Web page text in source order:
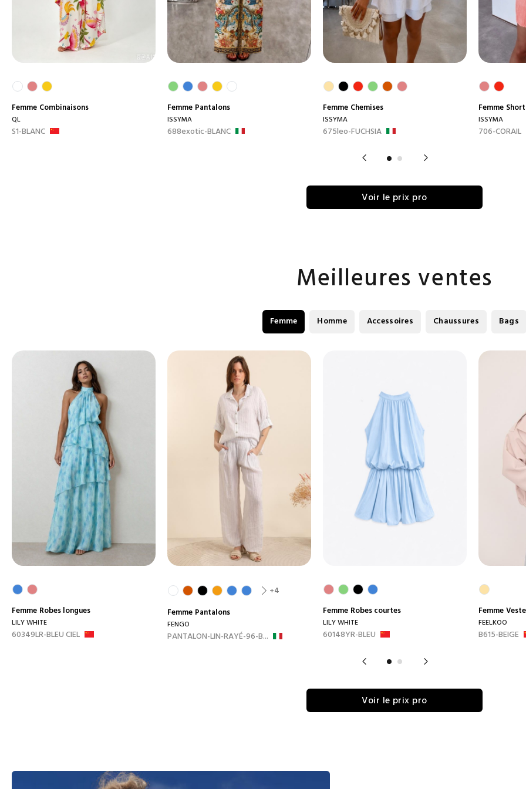
Femme Combinaisons
QL
S1-BLANC
Femme Pantalons
ISSYMA
688exotic-BLANC
Femme Chemises
ISSYMA
675leo-FUCHSIA
Femme
ISSYMA
706-CORAIL
Voir le prix pro
Meilleures ventes
Femme Homme Accessoires Chaussures Bags
Femme Robes longues
LILY WHITE
60349LR-BLEU CIEL
+4
Femme Pantalons
FENGO
PANTALON-LIN-RAYÉ-96-B...
Femme Robes courtes
LILY WHITE
60148YR-BLEU
Femme
FEELKOO
B615-BEIGE
Voir le prix pro